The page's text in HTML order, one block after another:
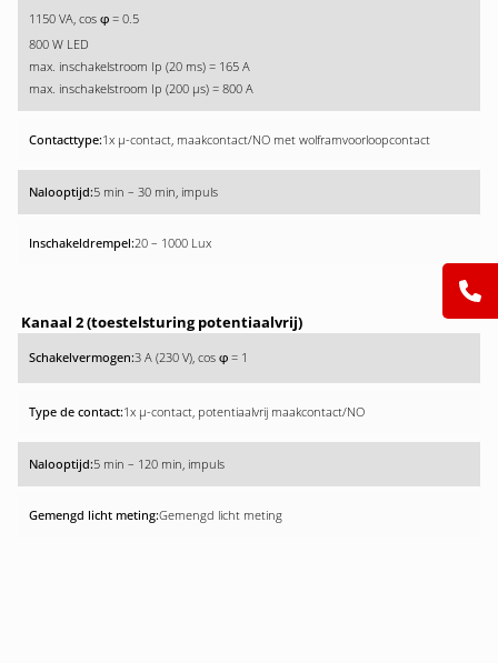
1150 VA, cos φ = 0.5
800 W LED
max. inschakelstroom Ip (20 ms) = 165 A
max. inschakelstroom Ip (200 µs) = 800 A
1x µ-contact, maakcontact/NO met wolfram­voorloopcontact
5 min – 30 min, impuls
20 – 1000 Lux
Kanaal 2 (toestelsturing potentiaalvrij)
3 A (230 V), cos φ = 1
1x µ-contact, potentiaalvrij maakcontact/NO
5 min – 120 min, impuls
Gemengd licht meting